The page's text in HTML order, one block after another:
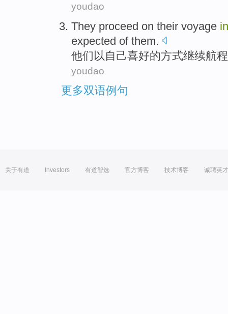
youdao
They proceed on their voyage
expected of them.
他们 以 自己喜好的方式继续航程
youdao
更多双语例句
关于有道 Investors 有道智选 官方博客 技术博客 诚聘英才